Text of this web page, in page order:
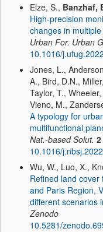
Elze, S., Banzhaf,
High-precision
changes in
Urban For. Urban
10.1016/
Jones, L.,
A., Bird, D.N.,
Taylor, T.,
Vieno, M.,
A typology for
multifunctional
Nat.-based Solut. 2
10.1016/
Wu, W., Luo, X.,
Refined land
and Paris Region,
different scenarios
Zenodo
10.5281/